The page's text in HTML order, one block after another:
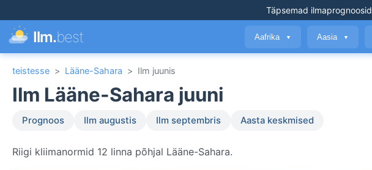
Täpsemad ilmaprognoosid
Ilm.best Aafrika ▼ Aasia ▼
teistesse > Lääne-Sahara > Ilm juunis
Ilm Lääne-Sahara juuni
Prognoos Ilm augustis Ilm septembris Aasta keskmised
Riigi kliimanormid 12 linna põhjal Lääne-Sahara.